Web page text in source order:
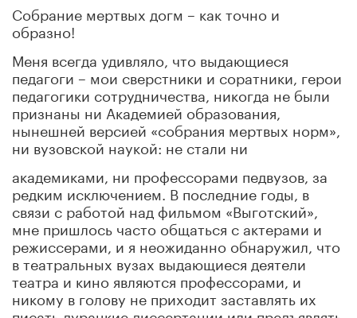
Собрание мертвых догм – как точно и
образно!
Меня всегда удивляло, что выдающиеся
педагоги – мои сверстники и соратники, герои
педагогики сотрудничества, никогда не были
признаны ни Академией образования,
нынешней версией «собрания мертвых норм»,
ни вузовской наукой: не стали ни
академиками, ни профессорами педвузов, за
редким исключением. В последние годы, в
связи с работой над фильмом «Выготский»,
мне пришлось часто общаться с актерами и
режиссерами, и я неожиданно обнаружил, что
в театральных вузах выдающиеся деятели
театра и кино являются профессорами, и
никому в голову не приходит заставлять их